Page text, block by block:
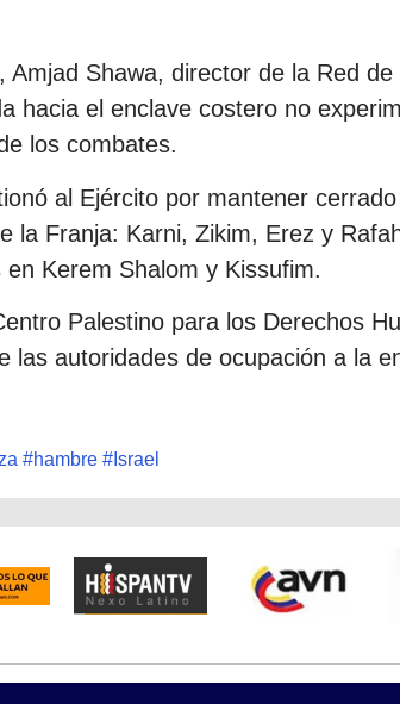
Amjad Shawa, director de la Red
hacia el enclave costero no
los combates.
al Ejército por mantener
la Franja: Karni, Zikim, Erez y
en Kerem Shalom y Kissufim.
Palestino para los Derechos
las autoridades de ocupación a la
#hambre # Israel